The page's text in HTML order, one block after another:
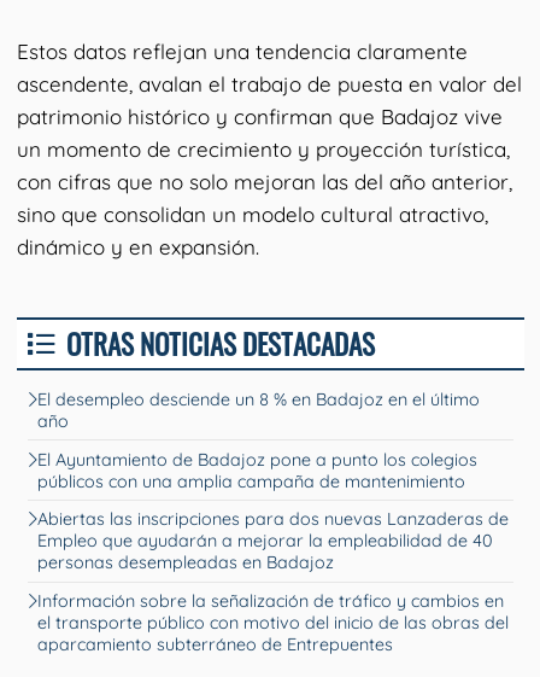
Estos datos reflejan una tendencia claramente
ascendente, avalan el trabajo de puesta en valor del
patrimonio histórico y confirman que Badajoz vive
un momento de crecimiento y proyección turística,
con cifras que no solo mejoran las del año anterior,
sino que consolidan un modelo cultural atractivo,
dinámico y en expansión.
OTRAS NOTICIAS DESTACADAS
El desempleo desciende un 8 % en Badajoz en el último
año
El Ayuntamiento de Badajoz pone a punto los colegios
públicos con una amplia campaña de mantenimiento
Abiertas las inscripciones para dos nuevas Lanzaderas de
Empleo que ayudarán a mejorar la empleabilidad de 40
personas desempleadas en Badajoz
Información sobre la señalización de tráfico y cambios en
el transporte público con motivo del inicio de las obras del
aparcamiento subterráneo de Entrepuentes